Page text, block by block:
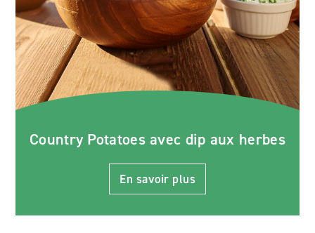
Country Potatoes avec dip aux herbes
En savoir plus